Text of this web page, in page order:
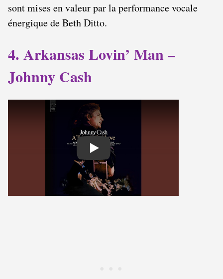
sont mises en valeur par la performance vocale
énergique de Beth Ditto.
4. Arkansas Lovin’ Man –
Johnny Cash
Play